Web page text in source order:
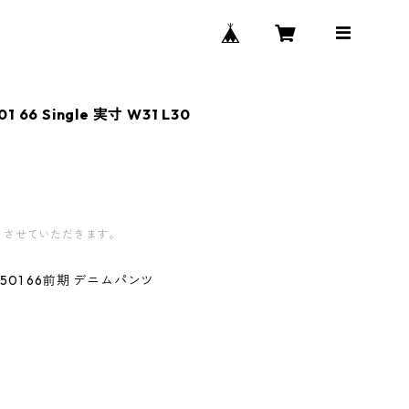
66 Single 実寸 W31 L30
せていただきます。
66前期 デニムパンツ